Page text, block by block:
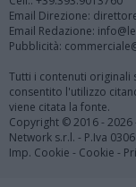
Email Direzione:
Email Redazione:
Pubblicità:
Tutti i contenuti originali
consentito l'utilizzo
viene citata la fonte.
Copyright © 2016 -
Network s.r.l. - P.Iva
Imp. Cookie - Cookie -